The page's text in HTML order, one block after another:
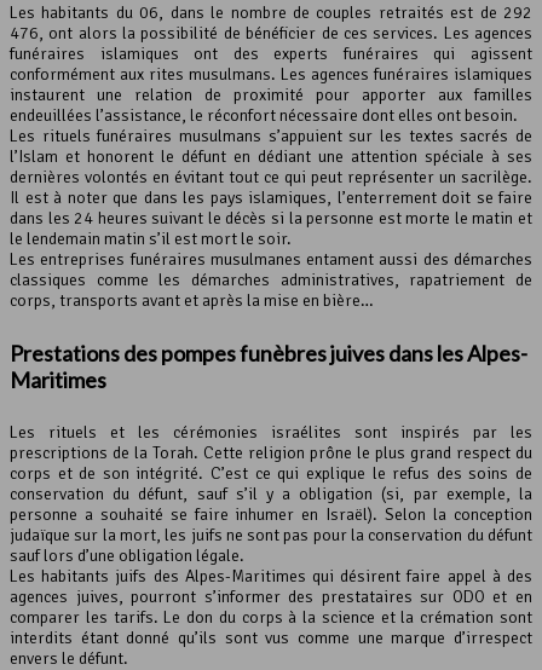
Les habitants du 06, dans le nombre de couples retraités est de 292
476, ont alors la possibilité de bénéficier de ces services. Les agences
funéraires islamiques ont des experts funéraires qui agissent
conformément aux rites musulmans. Les agences funéraires islamiques
instaurent une relation de proximité pour apporter aux familles
endeuillées l’assistance, le réconfort nécessaire dont elles ont besoin.
Les rituels funéraires musulmans s’appuient sur les textes sacrés de
l’Islam et honorent le défunt en dédiant une attention spéciale à ses
dernières volontés en évitant tout ce qui peut représenter un sacrilège.
Il est à noter que dans les pays islamiques, l’enterrement doit se faire
dans les 24 heures suivant le décès si la personne est morte le matin et
le lendemain matin s’il est mort le soir.
Les entreprises funéraires musulmanes entament aussi des démarches
classiques comme les démarches administratives, rapatriement de
corps, transports avant et après la mise en bière…
Prestations des pompes funèbres juives dans les Alpes-
Maritimes
Les rituels et les cérémonies israélites sont inspirés par les
prescriptions de la Torah. Cette religion prône le plus grand respect du
corps et de son intégrité. C’est ce qui explique le refus des soins de
conservation du défunt, sauf s’il y a obligation (si, par exemple, la
personne a souhaité se faire inhumer en Israël). Selon la conception
judaïque sur la mort, les juifs ne sont pas pour la conservation du défunt
sauf lors d’une obligation légale.
Les habitants juifs des Alpes-Maritimes qui désirent faire appel à des
agences juives, pourront s’informer des prestataires sur ODO et en
comparer les tarifs. Le don du corps à la science et la crémation sont
interdits étant donné qu’ils sont vus comme une marque d’irrespect
envers le défunt.